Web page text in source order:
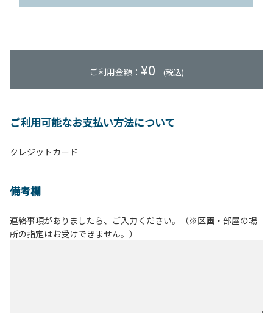
ご利用金額： ¥0 (税込)
ご利用可能なお支払い方法について
クレジットカード
備考欄
連絡事項がありましたら、ご入力ください。（※区画・部屋の場
所の指定はお受けできません。）